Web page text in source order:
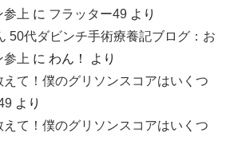
参上 に フラッター49 より
50代ダビンチ手術療養記ブログ：お
参上 に わん！
より
て！僕のグリソンスコアはいくつ
より
て！僕のグリソンスコアはいくつ